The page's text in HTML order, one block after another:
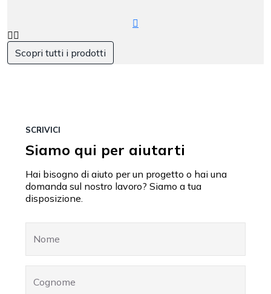
Scopri tutti i prodotti
SCRIVICI
Siamo qui per aiutarti
Hai bisogno di aiuto per un progetto o hai una
domanda sul nostro lavoro? Siamo a tua
disposizione.